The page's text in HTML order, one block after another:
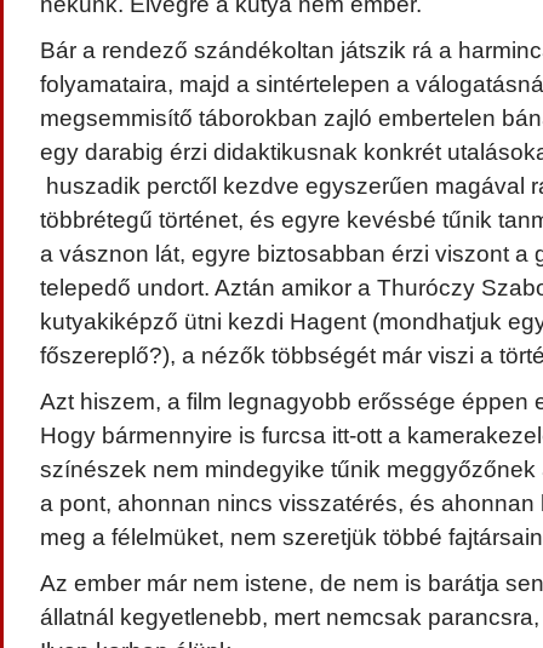
Bár a rendező szándékoltan játszik rá a
folyamataira, majd a sintértelepen a
megsemmisítő táborokban zajló embertelen
egy darabig érzi didaktikusnak konkrét
huszadik perctől kezdve egyszerűen magával
többrétegű történet, és egyre kevésbé tűnik
a vásznon lát, egyre biztosabban érzi viszont a
telepedő undort. Aztán amikor a Thuróczy
kutyakiképző ütni kezdi Hagent (mondhatjuk
főszereplő?), a nézők többségét már viszi a
Azt hiszem, a film legnagyobb erőssége éppen
Hogy bármennyire is furcsa itt-ott a
színészek nem mindegyike tűnik
a pont, ahonnan nincs visszatérés, és ahonnan
meg a félelmüket, nem szeretjük többé
Az ember már nem istene, de nem is barátja
állatnál kegyetlenebb, mert nemcsak